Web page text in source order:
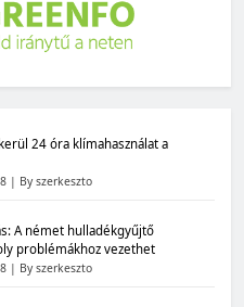
24 óra klímahasználat a
By szerkeszto
A német hulladékgyűjtő
problémákhoz vezethet
By szerkeszto